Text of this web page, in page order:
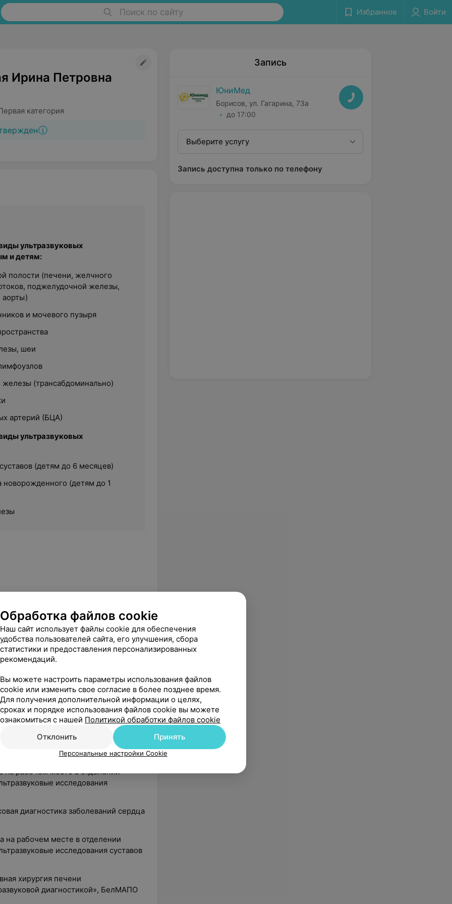
Поиск по сайту Избранное Войти
Ирина Петровна
категория
ультразвуковых
и детям:
полости (печени, желчного
поджелудочной железы,
аорты)
и мочевого пузыря
шеи
(трансабдоминально)
артерий (БЦА)
ультразвуковых
(детям до 6 месяцев)
новорожденного (детям до 1
Красного Знамени
на уровне высшего образования
вопросы лучевой диагностики»,
ультразвуковой диагностики»,
на рабочем месте в отделении
исследования
диагностика заболеваний сердца
на рабочем месте в отделении
исследования суставов
хирургия печени
диагностикой», БелМАПО
Запись
ЮниМед
Борисов, ул. Гагарина, 73а
до 17:00
Выберите услугу
Запись доступна только по телефону
Обработка файлов cookie
Наш сайт использует файлы cookie для обеспечения
удобства пользователей сайта, его улучшения, сбора
статистики и предоставления персонализированных
рекомендаций.
Вы можете настроить параметры использования файлов
cookie или изменить свое согласие в более позднее время.
Для получения дополнительной информации о целях,
сроках и порядке использования файлов cookie вы можете
ознакомиться с нашей Политикой обработки файлов cookie
Отклонить
Принять
Персональные настройки Cookie